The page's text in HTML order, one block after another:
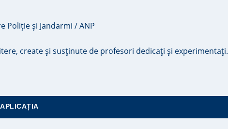
create și susținute de profesori dedicați și experimentați.